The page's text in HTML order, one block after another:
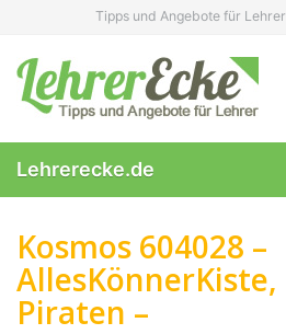
content
Tipps und Angebote für
Lehrerecke.de
Kosmos 604028 –
Piraten –